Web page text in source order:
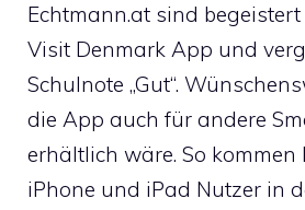
Echtmann.at sind
Visit Denmark App und
Schulnote „Gut“.
die App auch für andere
erhältlich wäre. So
iPhone und iPad Nutzer in